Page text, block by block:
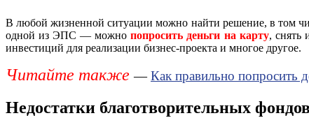
В любой жизненной ситуации можно найти решение, в том
одной из ЭПС — можнопопросить деньги на карту, снять
инвестиций для реализации бизнес-проекта и многое другое.
Читайте также—Как правильно попросить
Недостатки благотворительных